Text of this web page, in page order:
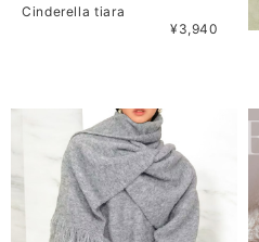
Cinderella tiara
¥3,940